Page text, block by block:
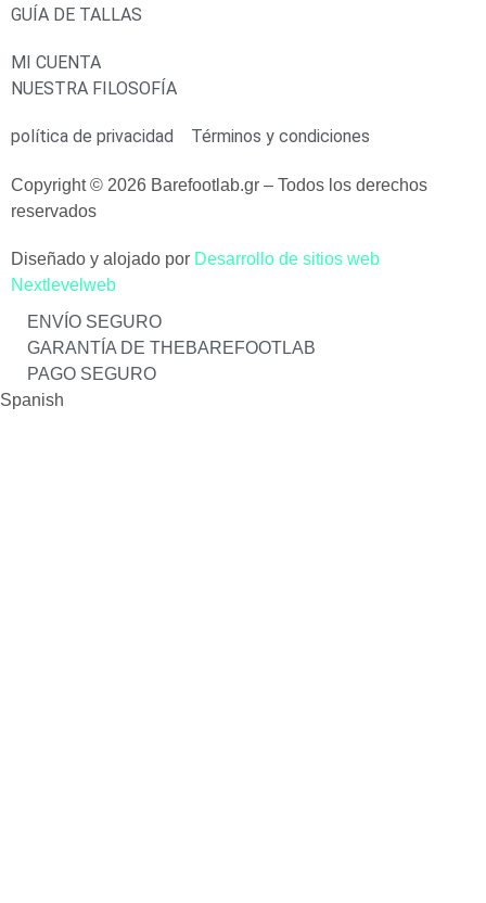
GUÍA DE TALLAS
MI CUENTA
NUESTRA FILOSOFÍA
política de privacidad Términos y condiciones
Copyright © 2026 Barefootlab.gr – Todos los derechos
reservados
Diseñado y alojado por Desarrollo de sitios web
Nextlevelweb
ENVÍO SEGURO
GARANTÍA DE THEBAREFOOTLAB
PAGO SEGURO
Spanish